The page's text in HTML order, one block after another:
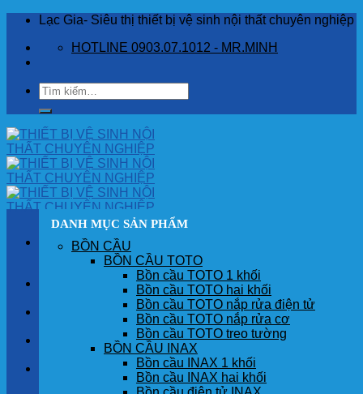
Skip
content
Lạc Gia- Siêu thị thiết bị vệ sinh nội thất chuyên nghiệp
HOTLINE 0903.07.1012 - MR.MINH
Tìm
kiếm:
SẢN PHẨM
DANH MỤC SẢN PHẨM
BỒN CẦU
BỒN CẦU TOTO
Bồn cầu TOTO 1 khối
Bồn cầu TOTO hai khối
Bồn cầu TOTO nắp rửa điện tử
Bồn cầu TOTO nắp rửa cơ
Bồn cầu TOTO treo tường
BỒN CẦU INAX
Bồn cầu INAX 1 khối
Bồn cầu INAX hai khối